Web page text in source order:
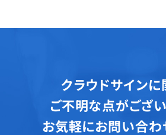
クラウドサインに
ご不明な点がござ
お気軽にお問い合わ